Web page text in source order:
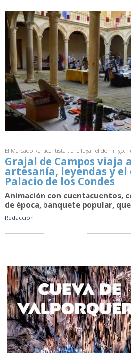
El Mercado Renacentista tiene lugar el domingo,
Grajal de Campos viaja
artesanía, leyendas y el
Palacio de los Condes
Animación con cuentacuentos,
de época, banquete popular,
Redacción